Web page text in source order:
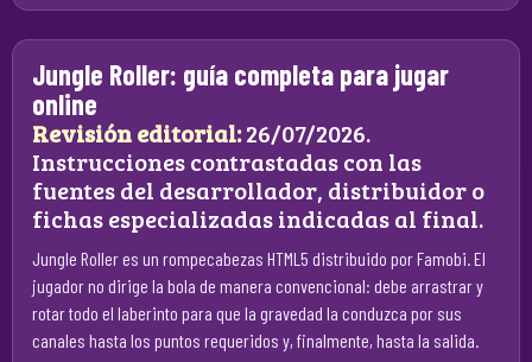
Jungle Roller: guía completa para jugar
online
Revisión editorial:26/07/2026.
Instrucciones contrastadas con las
fuentes del desarrollador, distribuidor o
fichas especializadas indicadas al final.
Jungle Roller es un rompecabezas HTML5 distribuido por Famobi. El
jugador no dirige la bola de manera convencional: debe arrastrar y
rotar todo el laberinto para que la gravedad la conduzca por sus
canales hasta los puntos requeridos y, finalmente, hasta la salida.